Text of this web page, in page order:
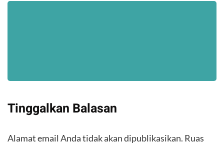
Tinggalkan Balasan
Alamat email Anda tidak akan dipublikasikan. Ruas